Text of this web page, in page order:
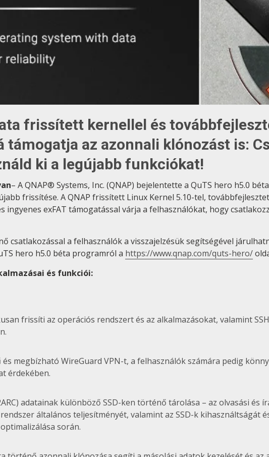
frissített kernellel és
támogatja az azonnali klónozást is:
ki a legújabb funkciókat!
– A QNAP® Systems, Inc. (QNAP) bejelentette a QuTS hero h5.0
frissítése. A QNAP frissített Linux Kernel 5.10-tel,
ingyenes exFAT támogatással várja a felhasználókat, hogy
csatlakozással a felhasználók a visszajelzésük segítségével
hero h5.0 béta programról a https://www.qnap.com/quts-hero/
és funkciói:
frissíti az operációs rendszert és az alkalmazásokat, valamint
és megbízható WireGuard VPN-t, a felhasználók számára pedig
érdekében.
adatainak különböző SSD-ken történő tárolása – az olvasási
általános teljesítményét, valamint az SSD-k kihasználtságát
során.